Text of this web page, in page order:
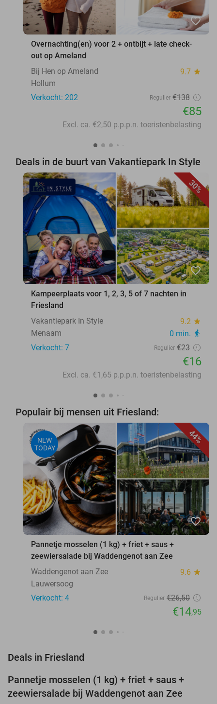
favorite_border
Overnachting(en) voor 2 + ontbijt + late check-
out op Ameland
Bij Hen op Ameland
9.7 star
Hollum
Verkocht: 202
Regulier €138
€85
Excl. ca. €2,50 p.p.p.n. toeristenbelasting
Deals in de buurt van Vakantiepark In Style
30%
favorite_border
Kampeerplaats voor 1, 2, 3, 5 of 7 nachten in
Friesland
Vakantiepark In Style
9.2 star
Menaam 0 min. directions_walk
Verkocht: 7 Regulier €23
€16
Excl. ca. €1,65 p.p.p.n. toeristenbelasting
Populair bij mensen uit Friesland:
44%
NEW
TODAY
favorite_border
Pannetje mosselen (1 kg) + friet + saus +
zeewiersalade bij Waddengenot aan Zee
Waddengenot aan Zee
9.6 star
Lauwersoog
Verkocht: 4
Regulier €26,50
€14,95
Deals in Friesland
TODAY
Pannetje mosselen (1 kg) + friet + saus +
zeewiersalade bij Waddengenot aan Zee